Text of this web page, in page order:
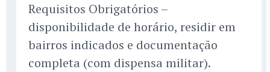
Requisitos Obrigatórios –
disponibilidade de horário, residir em
bairros indicados e documentação
completa (com dispensa militar).